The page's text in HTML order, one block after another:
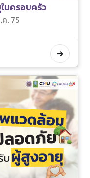
นครอบครัว
. 75